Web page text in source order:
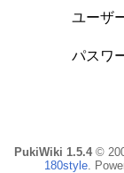
ユーザ
パスワ
PukiWiki 1.5.4©
180style.